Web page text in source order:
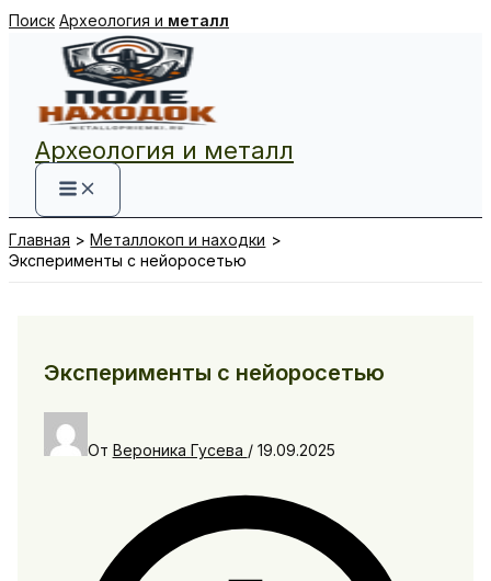
Перейти
содержимому
Поиск Археология и металл
Археология и металл
Главная
Металлокоп и находки
Эксперименты с нейоросетью
Эксперименты с нейоросетью
От Вероника Гусева / 19.09.2025